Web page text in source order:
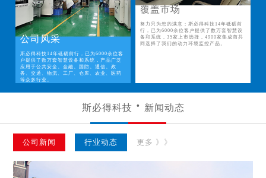
公司风采
斯必得科技14年砥砺前行，已为6000余位客
户提供了数万套智慧设备和系统，产品广泛
应用于公共安全、金融、国防、通信、政
务、交通、物流、工厂、仓库、农业、医药
等众多行业。
覆盖市场
努力只为您的满意；斯必得科技14年砥砺前
行，已为6000余位客户提供了数万套智慧设
备和系统，35家上市选择，4900家集成商共
同选择了我们的动力环境监控产品。
斯必得科技 新闻动态
公司新闻 行业动态 更多 》》